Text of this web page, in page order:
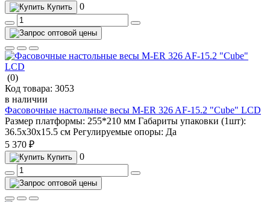
Купить 0
(0)
Код товара: 3053
в наличии
Фасовочные настольные весы M-ER 326 AF-15.2 "Cube" LCD
Размер платформы: 255*210 мм Габариты упаковки (1шт):
36.5х30х15.5 см Регулируемые опоры: Да
5 370 ₽
Купить 0